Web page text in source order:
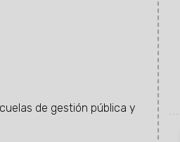
de gestión pública y